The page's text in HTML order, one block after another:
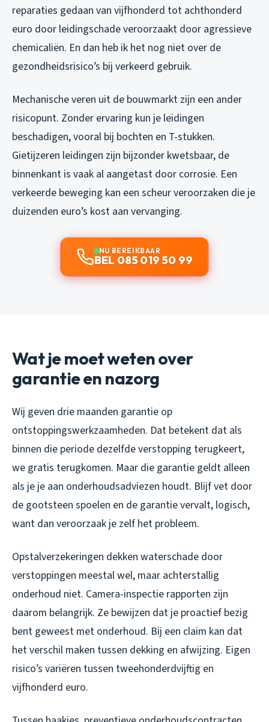
reparaties gedaan van vijfhonderd tot achthonderd
euro door leidingschade veroorzaakt door agressieve
chemicaliën. En dan heb ik het nog niet over de
gezondheidsrisico’s bij verkeerd gebruik.
Mechanische veren uit de bouwmarkt zijn een ander
risicopunt. Zonder ervaring kun je leidingen
beschadigen, vooral bij bochten en T-stukken.
Gietijzeren leidingen zijn bijzonder kwetsbaar, de
binnenkant is vaak al aangetast door corrosie. Een
verkeerde beweging kan een scheur veroorzaken die je
duizenden euro’s kost aan vervanging.
NU BEREIKBAAR
BEL 085 019 50 99
Wat je moet weten over
garantie en nazorg
Wij geven drie maanden garantie op
ontstoppingswerkzaamheden. Dat betekent dat als
binnen die periode dezelfde verstopping terugkeert,
we gratis terugkomen. Maar die garantie geldt alleen
als je je aan onderhoudsadviezen houdt. Blijf vet door
de gootsteen spoelen en de garantie vervalt, logisch,
want dan veroorzaak je zelf het probleem.
Opstalverzekeringen dekken waterschade door
verstoppingen meestal wel, maar achterstallig
onderhoud niet. Camera-inspectie rapporten zijn
daarom belangrijk. Ze bewijzen dat je proactief bezig
bent geweest met onderhoud. Bij een claim kan dat
het verschil maken tussen dekking en afwijzing. Eigen
risico’s variëren tussen tweehonderdvijftig en
vijfhonderd euro.